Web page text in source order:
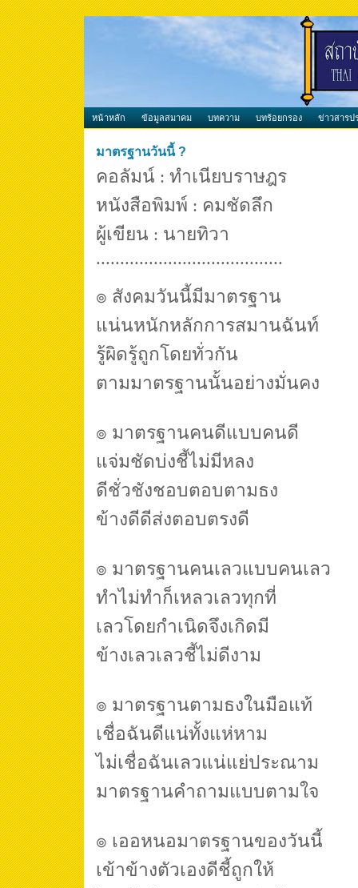
หน้าหลัก ข้อมูลสมาคม บทความ บทร้อยกรอง ข่าวสารป
มาตรฐานวันนี้ ?
คอลัมน์ : ทำเนียบราษฎร
หนังสือพิมพ์ : คมชัดลึก
ผู้เขียน : นายทิวา
.......................................
๏ สังคมวันนี้มีมาตรฐาน
แน่นหนักหลักการสมานฉันท์
รู้ผิดรู้ถูกโดยทั่วกัน
ตามมาตรฐานนั้นอย่างมั่นคง
๏ มาตรฐานคนดีแบบคนดี
แจ่มชัดบ่งชี้ไม่มีหลง
ดีชั่วชังชอบตอบตามธง
ข้างดีดีส่งตอบตรงดี
๏ มาตรฐานคนเลวแบบคนเลว
ทำไม่ทำก็เหลวเลวทุกที่
เลวโดยกำเนิดจึงเกิดมี
ข้างเลวเลวชี้ไม่ดีงาม
๏ มาตรฐานตามธงในมือแท้
เชื่อฉันดีแน่ทั้งแห่หาม
ไม่เชื่อฉันเลวแน่แย่ประณาม
มาตรฐานคำถามแบบตามใจ
๏ เออหนอมาตรฐานของวันนี้
เข้าข้างตัวเองดีชี้ถูกให้